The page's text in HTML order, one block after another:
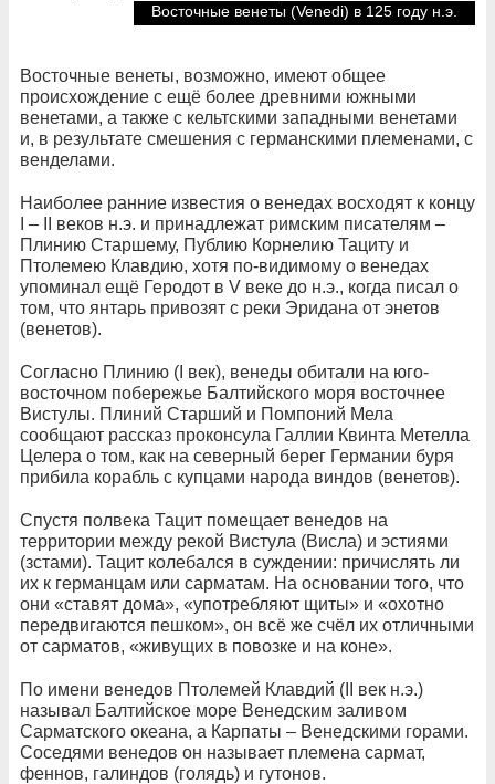
Восточные венеты (Venedi) в 125 году н.э.
Восточные венеты, возможно, имеют общее
происхождение с ещё более древними южными
венетами, а также с кельтскими западными венетами
и, в результате смешения с германскими племенами, с
венделами.
Наиболее ранние известия о венедах восходят к концу
I – II веков н.э. и принадлежат римским писателям –
Плинию Старшему, Публию Корнелию Тациту и
Птолемею Клавдию, хотя по-видимому о венедах
упоминал ещё Геродот в V веке до н.э., когда писал о
том, что янтарь привозят с реки Эридана от энетов
(венетов).
Согласно Плинию (I век), венеды обитали на юго-
восточном побережье Балтийского моря восточнее
Вистулы. Плиний Старший и Помпоний Мела
сообщают рассказ проконсула Галлии Квинта Метелла
Целера о том, как на северный берег Германии буря
прибила корабль с купцами народа виндов (венетов).
Спустя полвека Тацит помещает венедов на
территории между рекой Вистула (Висла) и эстиями
(зстами). Тацит колебался в суждении: причислять ли
их к германцам или сарматам. На основании того, что
они «ставят дома», «употребляют щиты» и «охотно
передвигаются пешком», он всё же счёл их отличными
от сарматов, «живущих в повозке и на коне».
По имени венедов Птолемей Клавдий (II век н.э.)
называл Балтийское море Венедским заливом
Сарматского океана, а Карпаты – Венедскими горами.
Соседями венедов он называет племена сармат,
феннов, галиндов (голядь) и гутонов.